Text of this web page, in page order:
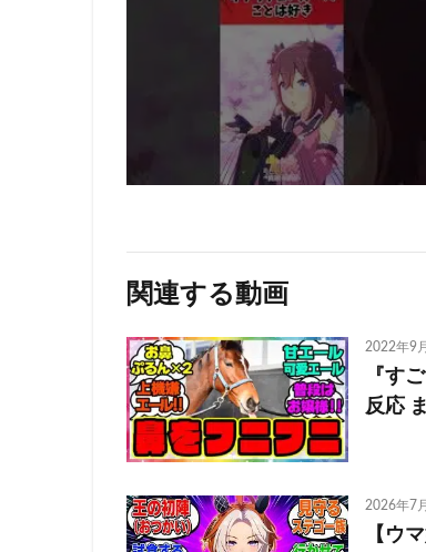
関連する動画
2022年9
『す
反応
2026年7
【ウ